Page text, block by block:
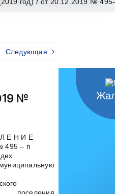
Следующая
№
Е Н И Е
495 – п